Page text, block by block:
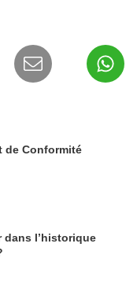
de Conformité
dans l’historique